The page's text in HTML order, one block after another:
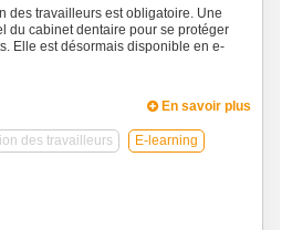
des travailleurs est obligatoire. Une
du cabinet dentaire pour se protéger
Elle est désormais disponible en e-
En savoir plus
des travailleurs E-learning